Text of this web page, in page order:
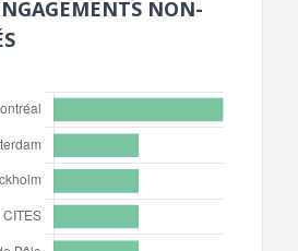
NON-